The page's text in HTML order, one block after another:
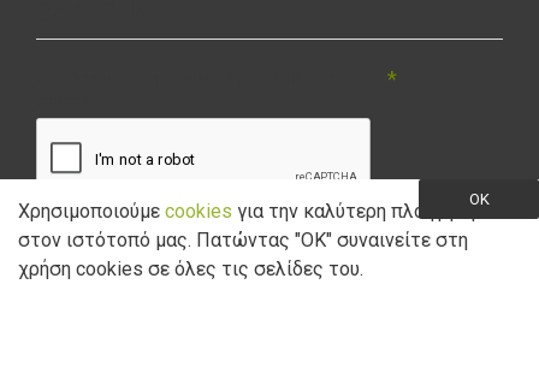
Έχω διαβάσει και αποδέχομαι την Πολιτική Απορρήτου
OK
Χρησιμοποιούμε cookies για την καλύτερη πλοήγηση
στον ιστότοπό μας. Πατώντας "ΟK" συναινείτε στη
χρήση cookies σε όλες τις σελίδες του.